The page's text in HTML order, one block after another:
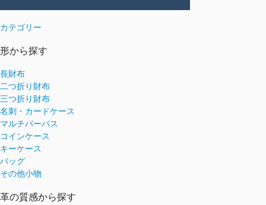
カテゴリー
形から探す
長財布
二つ折り財布
三つ折り財布
名刺・カードケース
マルチパーパス
コインケース
キーケース
バッグ
その他小物
革の質感から探す